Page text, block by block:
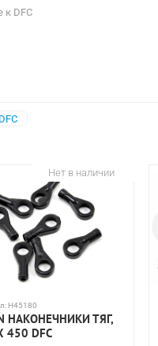
DFC
Нет в наличии
H45180
НАКОНЕЧНИКИ ТЯГ,
450 DFC